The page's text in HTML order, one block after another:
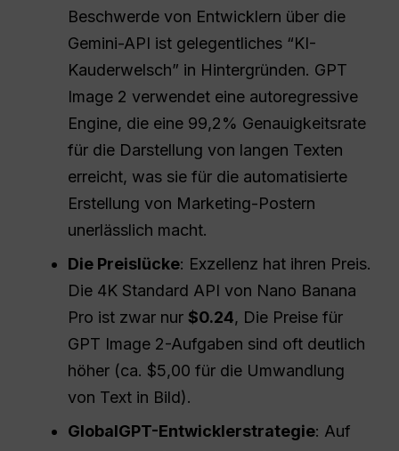
Beschwerde von Entwicklern über die
Gemini-API ist gelegentliches “KI-
Kauderwelsch” in Hintergründen. GPT
Image 2 verwendet eine autoregressive
Engine, die eine 99,2% Genauigkeitsrate
für die Darstellung von langen Texten
erreicht, was sie für die automatisierte
Erstellung von Marketing-Postern
unerlässlich macht.
Die Preislücke: Exzellenz hat ihren Preis.
Die 4K Standard API von Nano Banana
Pro ist zwar nur$0.24, Die Preise für
GPT Image 2-Aufgaben sind oft deutlich
höher (ca. $5,00 für die Umwandlung
von Text in Bild).
GlobalGPT-Entwicklerstrategie: Auf